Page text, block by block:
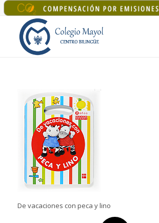
+34 925 22 07 33|
De vacaciones con peca y lino